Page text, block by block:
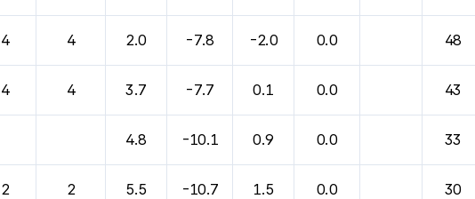
4 4 2.0 -7.8 -2.0 0.0 48
4 4 3.7 -7.7 0.1 0.0 43
4.8 -10.1 0.9 0.0 33
2 2 5.5 -10.7 1.5 0.0 30